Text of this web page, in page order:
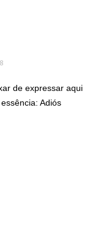
de expressar aqui
Adiós